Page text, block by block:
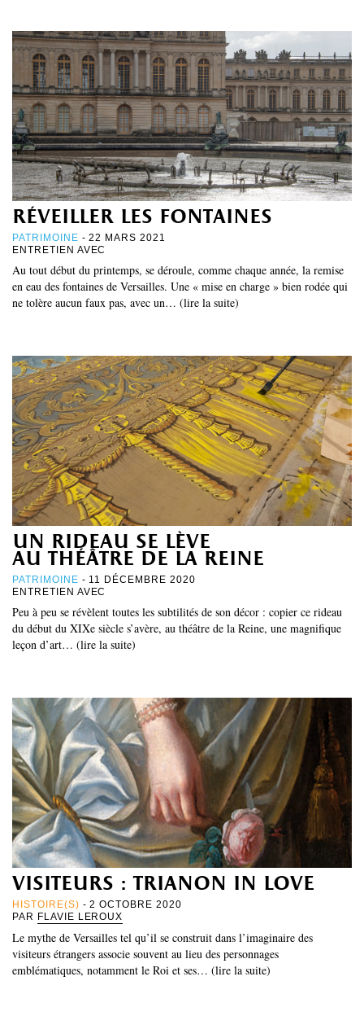
réveiller les fontaines
PATRIMOINE - 22 MARS 2021
ENTRETIEN AVEC
Au tout début du printemps, se déroule, comme chaque année, la remise
en eau des fontaines de Versailles. Une « mise en charge » bien rodée qui
ne tolère aucun faux pas, avec un… (lire la suite)
un rideau se lève
au théâtre de la reine
PATRIMOINE - 11 DÉCEMBRE 2020
ENTRETIEN AVEC
Peu à peu se révèlent toutes les subtilités de son décor : copier ce rideau
du début du XIXe siècle s’avère, au théâtre de la Reine, une magnifique
leçon d’art… (lire la suite)
visiteurs : trianon in love
HISTOIRE(S) - 2 OCTOBRE 2020
PAR FLAVIE LEROUX
Le mythe de Versailles tel qu’il se construit dans l’imaginaire des
visiteurs étrangers associe souvent au lieu des personnages
emblématiques, notamment le Roi et ses… (lire la suite)